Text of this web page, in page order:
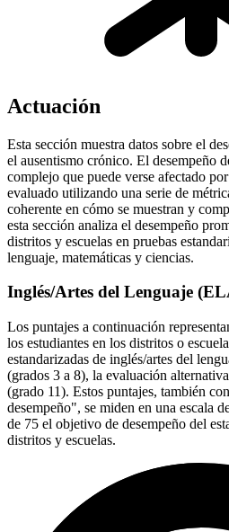
Actuación
Esta sección muestra datos sobre el
el ausentismo crónico. El desempeño
complejo que puede verse afectado
evaluado utilizando una serie de
coherente en cómo se muestran y
esta sección analiza el desempeño
distritos y escuelas en pruebas
lenguaje, matemáticas y ciencias.
Inglés/Artes del Lenguaje
Los puntajes a continuación
los estudiantes en los distritos o
estandarizadas de inglés/artes del
(grados 3 a 8), la evaluación
(grado 11). Estos puntajes, también
desempeño", se miden en una escala
de 75 el objetivo de desempeño del
distritos y escuelas.